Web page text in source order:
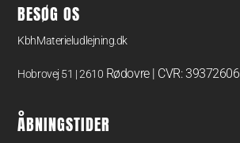
BESØG OS
KbhMaterieludlejning.dk
Hobrovej 51 | 2610 Rødovre | CVR: 39372606
ÅBNINGSTIDER